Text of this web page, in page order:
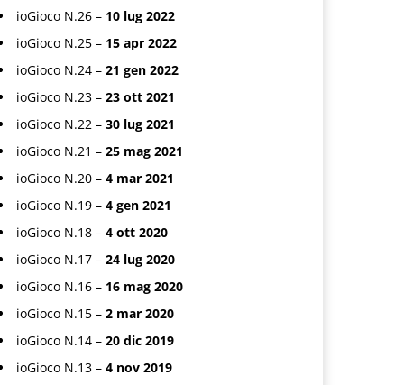
ioGioco N.26 – 10 lug 2022
ioGioco N.25 – 15 apr 2022
ioGioco N.24 – 21 gen 2022
ioGioco N.23 – 23 ott 2021
ioGioco N.22 – 30 lug 2021
ioGioco N.21 – 25 mag 2021
ioGioco N.20 – 4 mar 2021
ioGioco N.19 – 4 gen 2021
ioGioco N.18 – 4 ott 2020
ioGioco N.17 – 24 lug 2020
ioGioco N.16 – 16 mag 2020
ioGioco N.15 – 2 mar 2020
ioGioco N.14 – 20 dic 2019
ioGioco N.13 – 4 nov 2019